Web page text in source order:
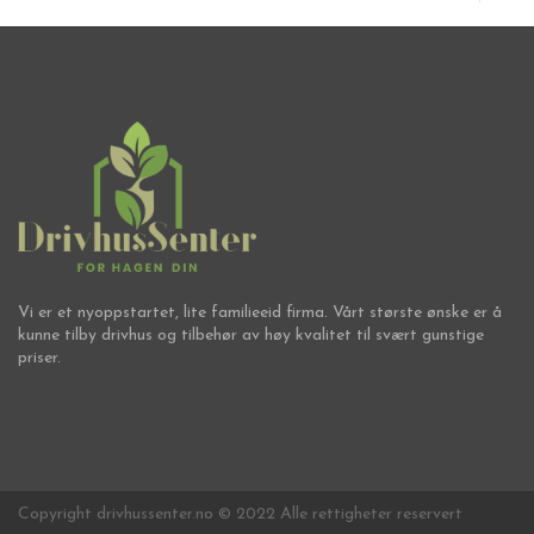
Vi er et nyoppstartet, lite familieeid firma. Vårt største ønske er å
kunne tilby drivhus og tilbehør av høy kvalitet til svært gunstige
priser.
Copyright drivhussenter.no © 2022 Alle rettigheter reservert